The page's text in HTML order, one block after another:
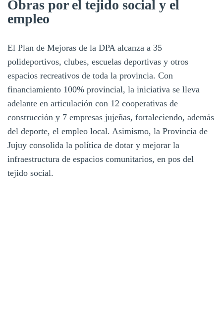
Obras por el tejido social y el
empleo
El Plan de Mejoras de la DPA alcanza a 35
polideportivos, clubes, escuelas deportivas y otros
espacios recreativos de toda la provincia. Con
financiamiento 100% provincial, la iniciativa se lleva
adelante en articulación con 12 cooperativas de
construcción y 7 empresas jujeñas, fortaleciendo, además
del deporte, el empleo local. Asimismo, la Provincia de
Jujuy consolida la política de dotar y mejorar la
infraestructura de espacios comunitarios, en pos del
tejido social.